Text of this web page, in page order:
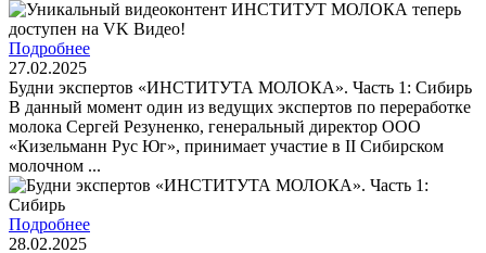
Подробнее
27.02.2025
Будни экспертов «ИНСТИТУТА МОЛОКА». Часть 1: Сибирь
В данный момент один из ведущих экспертов по переработке
молока Сергей Резуненко, генеральный директор ООО
«Кизельманн Рус Юг», принимает участие в II Сибирском
молочном ...
Подробнее
28.02.2025